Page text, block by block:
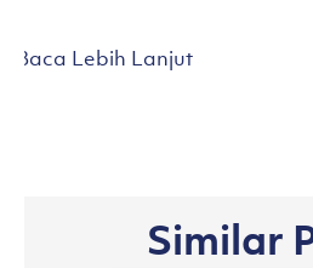
Baca Lebih Lanjut
Similar